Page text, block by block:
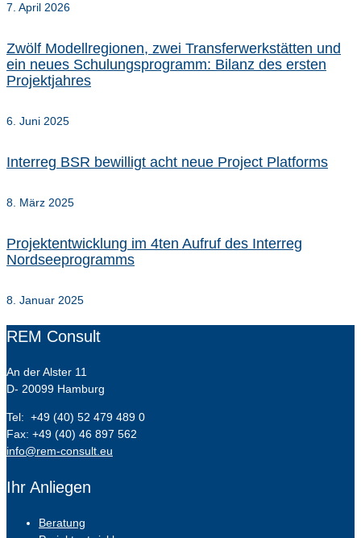
7. April 2026
Zwölf Modellregionen, zwei Transferwerkstätten und
ein neues Schulungsprogramm: Bilanz des ersten
Projektjahres
6. Juni 2025
Interreg BSR bewilligt acht neue Project Platforms
8. März 2025
Projektentwicklung im 4ten Aufruf des Interreg
Nordseeprogramms
8. Januar 2025
REM Consult
An der Alster 11
D- 20099 Hamburg
Tel: +49 (40) 52 479 489 0
Fax: +49 (40) 46 897 562
info@rem-consult.eu
Ihr Anliegen
Beratung